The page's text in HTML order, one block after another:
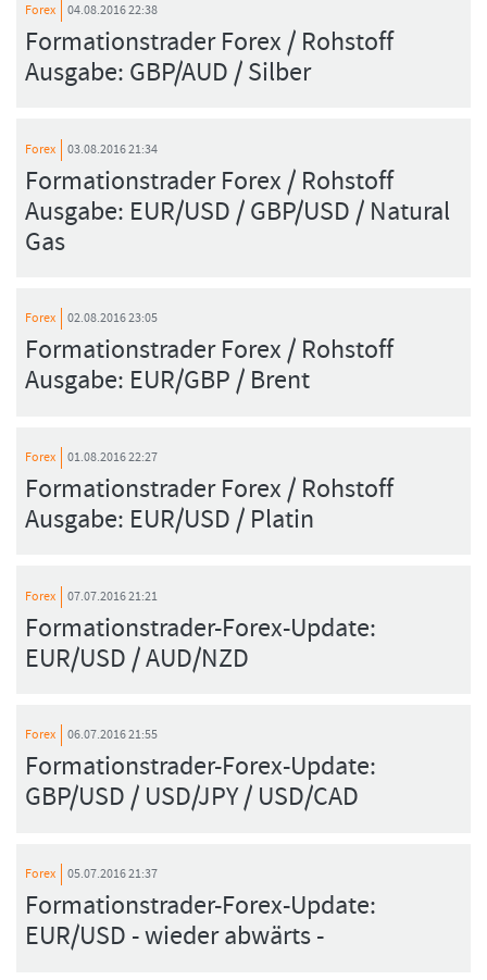
Forex 04.08.2016 22:38
Formationstrader Forex / Rohstoff
Ausgabe: GBP/AUD / Silber
Forex 03.08.2016 21:34
Formationstrader Forex / Rohstoff
Ausgabe: EUR/USD / GBP/USD / Natural
Gas
Forex 02.08.2016 23:05
Formationstrader Forex / Rohstoff
Ausgabe: EUR/GBP / Brent
Forex 01.08.2016 22:27
Formationstrader Forex / Rohstoff
Ausgabe: EUR/USD / Platin
Forex 07.07.2016 21:21
Formationstrader-Forex-Update:
EUR/USD / AUD/NZD
Forex 06.07.2016 21:55
Formationstrader-Forex-Update:
GBP/USD / USD/JPY / USD/CAD
Forex 05.07.2016 21:37
Formationstrader-Forex-Update:
EUR/USD - wieder abwärts -